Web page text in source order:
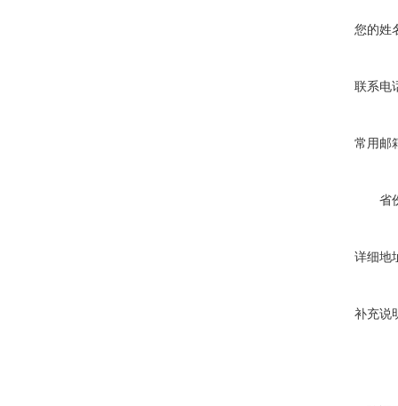
您的姓
联系电
常用邮
省
详细地
补充说